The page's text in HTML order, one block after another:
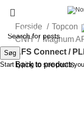
Menu
Forside Topcon
CNH
Magnum
AFS Connect /
Back to products
Søg
Start typing to see posts